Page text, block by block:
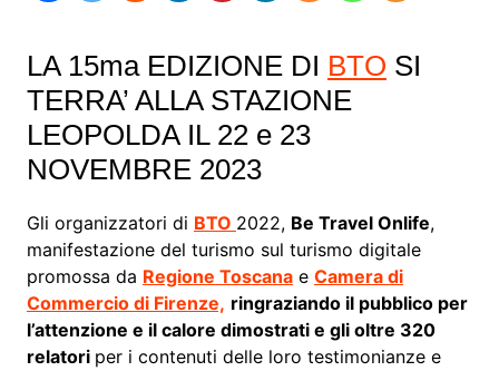
LA 15ma EDIZIONE DI BTO SI
TERRA’ ALLA STAZIONE
LEOPOLDA IL 22 e 23
NOVEMBRE 2023
Gli organizzatori di BTO 2022, Be Travel Onlife,
manifestazione del turismo sul turismo digitale
promossa da Regione Toscanae Camera di
Commercio di Firenze, ringraziando il pubblico per
l’attenzione e il calore dimostrati e gli oltre 320
relatori per i contenuti delle loro testimonianze e